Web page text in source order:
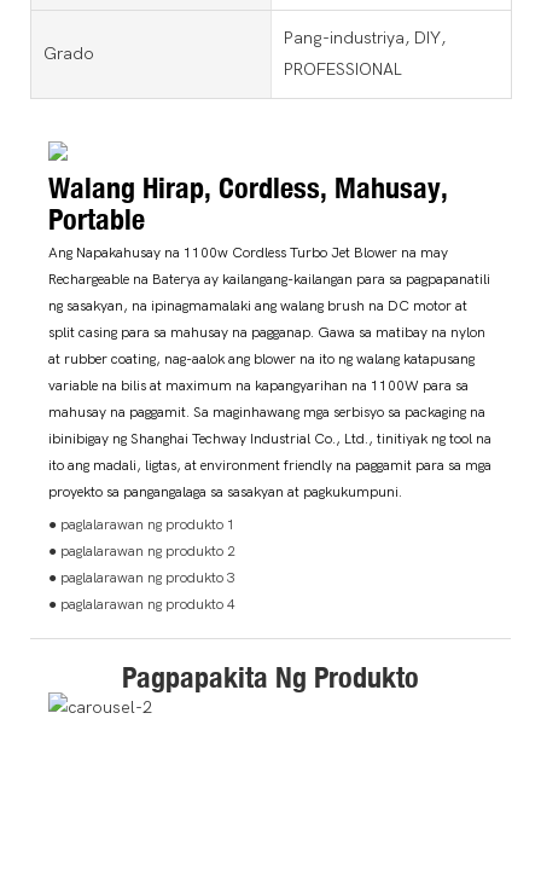
Grado
Pang-industriya, DIY,
PROFESSIONAL
Walang Hirap, Cordless, Mahusay,
Portable
Ang Napakahusay na 1100w Cordless Turbo Jet Blower na may
Rechargeable na Baterya ay kailangang-kailangan para sa pagpapanatili
ng sasakyan, na ipinagmamalaki ang walang brush na DC motor at
split casing para sa mahusay na pagganap. Gawa sa matibay na nylon
at rubber coating, nag-aalok ang blower na ito ng walang katapusang
variable na bilis at maximum na kapangyarihan na 1100W para sa
mahusay na paggamit. Sa maginhawang mga serbisyo sa packaging na
ibinibigay ng Shanghai Techway Industrial Co., Ltd., tinitiyak ng tool na
ito ang madali, ligtas, at environment friendly na paggamit para sa mga
proyekto sa pangangalaga sa sasakyan at pagkukumpuni.
● paglalarawan ng produkto 1
● paglalarawan ng produkto 2
● paglalarawan ng produkto 3
● paglalarawan ng produkto 4
Pagpapakita Ng Produkto